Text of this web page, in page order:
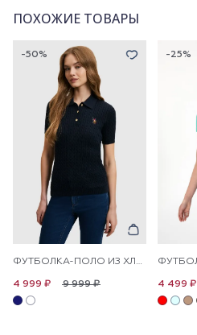
ПОХОЖИЕ ТОВАРЫ
-50%
ФУТБОЛКА-ПОЛО ИЗ ХЛОПКА С УЗОРОМ КОСЫ
9 999 ₽
4 999 ₽
-25%
4 499 ₽